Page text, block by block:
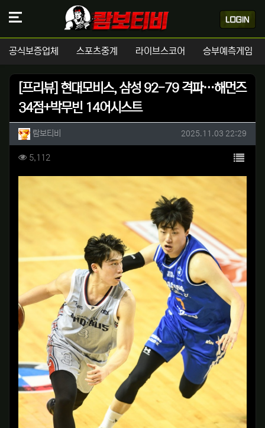
공식보증업체 스포츠중계 라이브스코어 승부예측게임
[프리뷰] 현대모비스, 삼성 92-79 격파…해먼즈
34점+박무빈 14어시스트
작성자 정보
람보티비 작성일
2025.11.03 22:29
컨텐츠 정보
5,112 목록